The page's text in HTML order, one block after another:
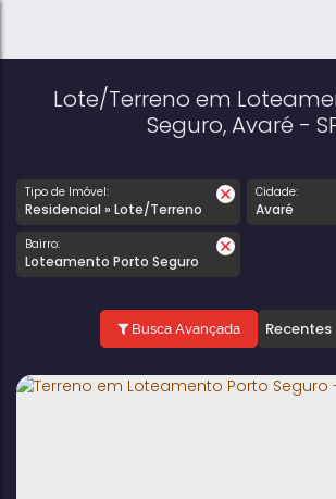
Lote/Terreno em
Seguro, Avaré -
Tipo de Imóvel:
Residencial » Lote/Terreno
Cidade:
Avaré
Bairro:
Loteamento Porto Seguro
Busca Avançada